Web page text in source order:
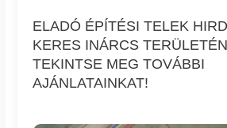
ELADÓ ÉPÍTÉSI TELEK
KERES INÁRCS
TEKINTSE MEG TOVÁBBI
AJÁNLATAINKAT!